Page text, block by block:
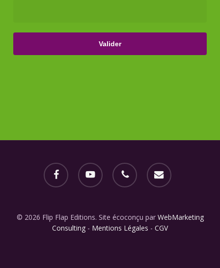
facebook youtube phone email
© 2026 Flip Flap Editions. Site écoconçu par WebMarketing
Consulting - Mentions Légales - CGV